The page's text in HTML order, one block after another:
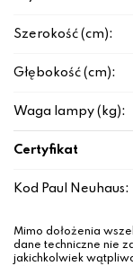
Szerokość (cm):
Głębokość (cm):
Waga lampy (kg):
Certyfikat
Kod Paul Neuhaus:
Mimo dołożenia
dane techniczne nie
jakichkolwiek